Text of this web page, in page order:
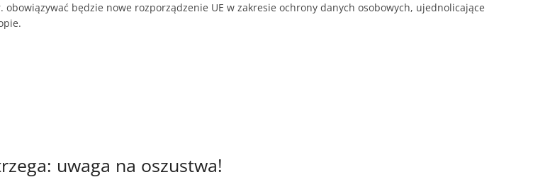
obowiązywać będzie nowe rozporządzenie UE w zakresie ochrony danych osobowych, ujednolicające
uwaga na oszustwa!